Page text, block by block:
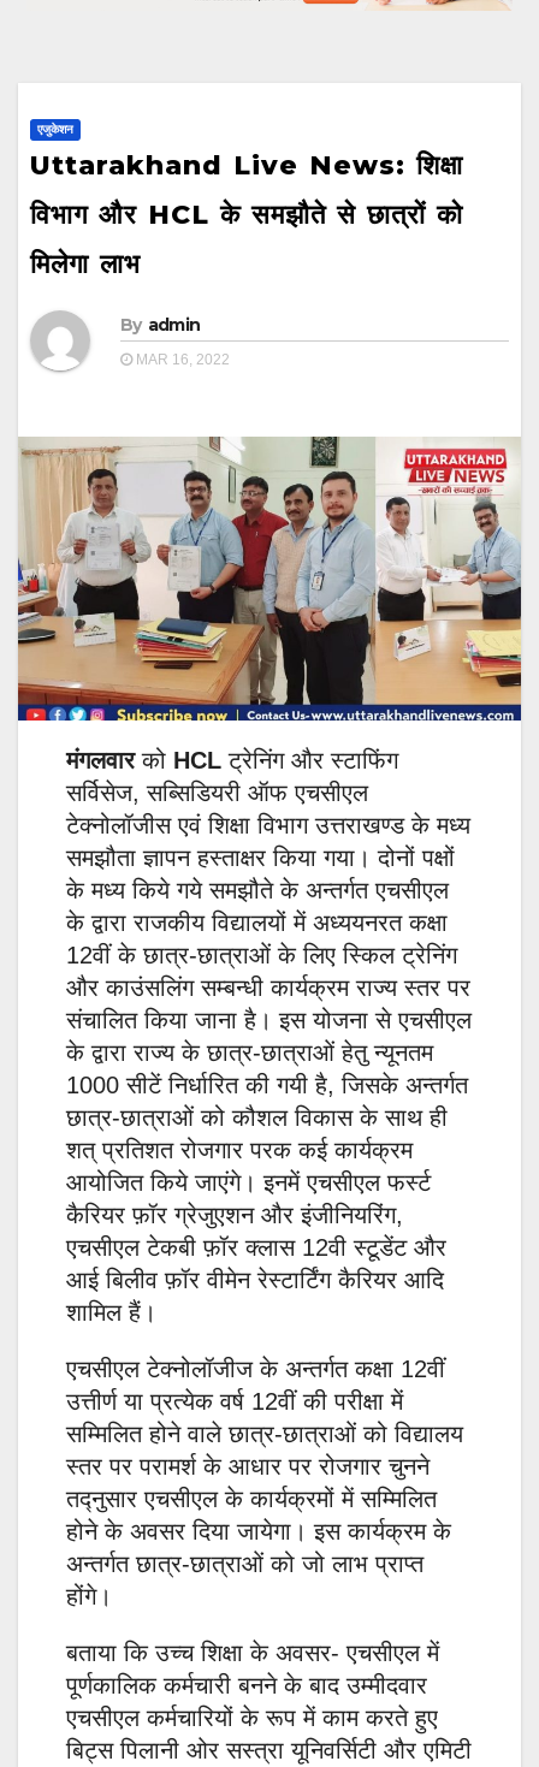
एजुकेशन
Uttarakhand Live News: शिक्षा
विभाग और HCL के समझौते से छात्रों को
मिलेगा लाभ
By admin
MAR 16, 2022
मंगलवारको HCL ट्रेनिंग और स्टाफिंग
सर्विसेज, सब्सिडियरी ऑफ एचसीएल
टेक्नोलॉजीस एवं शिक्षा विभाग उत्तराखण्ड के मध्य
समझौता ज्ञापन हस्ताक्षर किया गया। दोनों पक्षों
के मध्य किये गये समझौते के अन्तर्गत एचसीएल
के द्वारा राजकीय विद्यालयों में अध्ययनरत कक्षा
12वीं के छात्र-छात्राओं के लिए स्किल ट्रेनिंग
और काउंसलिंग सम्बन्धी कार्यक्रम राज्य स्तर पर
संचालित किया जाना है। इस योजना से एचसीएल
के द्वारा राज्य के छात्र-छात्राओं हेतु न्यूनतम
1000 सीटें निर्धारित की गयी है, जिसके अन्तर्गत
छात्र-छात्राओं को कौशल विकास के साथ ही
शत् प्रतिशत रोजगार परक कई कार्यक्रम
आयोजित किये जाएंगे। इनमें एचसीएल फर्स्ट
कैरियर फ़ॉर ग्रेजुएशन और इंजीनियरिंग,
एचसीएल टेकबी फ़ॉर क्लास 12वी स्टूडेंट और
आई बिलीव फ़ॉर वीमेन रेस्टार्टिंग कैरियर आदि
शामिल हैं।
एचसीएल टेक्नोलॉजीज के अन्तर्गत कक्षा 12वीं
उत्तीर्ण या प्रत्येक वर्ष 12वीं की परीक्षा में
सम्मिलित होने वाले छात्र-छात्राओं को विद्यालय
स्तर पर परामर्श के आधार पर रोजगार चुनने
तद्नुसार एचसीएल के कार्यक्रमों में सम्मिलित
होने के अवसर दिया जायेगा। इस कार्यक्रम के
अन्तर्गत छात्र-छात्राओं को जो लाभ प्राप्त
होंगे।
बताया कि उच्च शिक्षा के अवसर- एचसीएल में
पूर्णकालिक कर्मचारी बनने के बाद उम्मीदवार
एचसीएल कर्मचारियों के रूप में काम करते हुए
बिट्स पिलानी ओर सस्त्रा यूनिवर्सिटी और एमिटी